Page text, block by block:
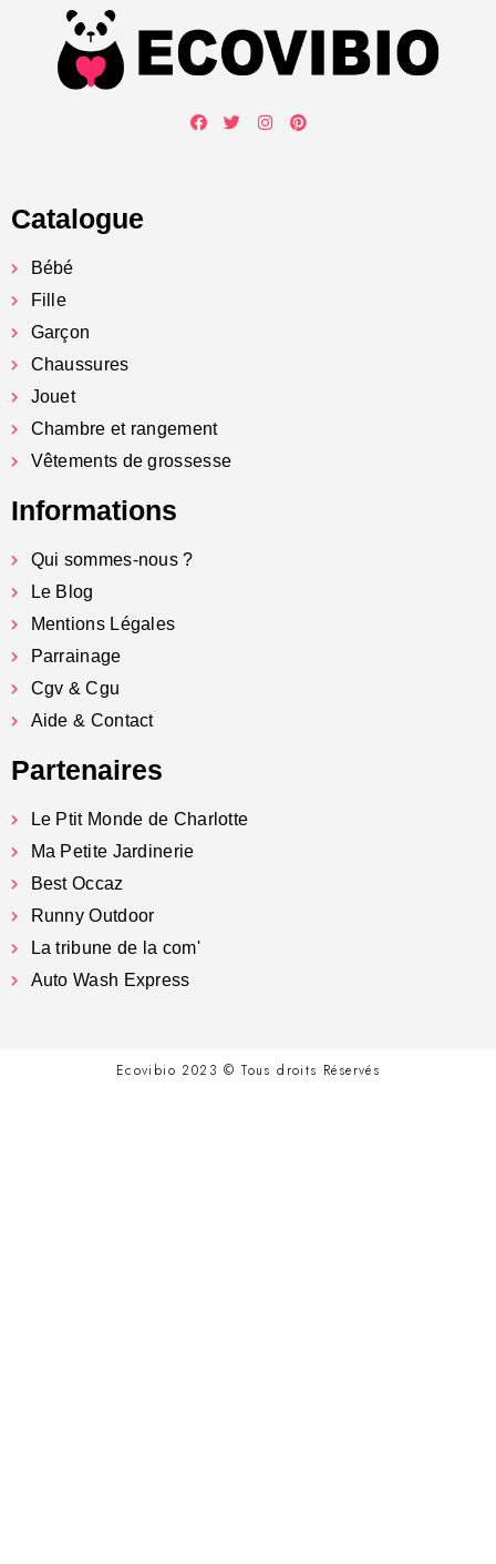
Catalogue
Bébé
Fille
Garçon
Chaussures
Jouet
Chambre et rangement
Vêtements de grossesse
Informations
Qui sommes-nous ?
Le Blog
Mentions Légales
Parrainage
Cgv & Cgu
Aide & Contact
Partenaires
Le Ptit Monde de Charlotte
Ma Petite Jardinerie
Best Occaz
Runny Outdoor
La tribune de la com'
Auto Wash Express
Ecovibio 2023 © Tous droits Réservés